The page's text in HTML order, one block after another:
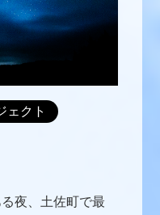
ェクト
夜、土佐町で最